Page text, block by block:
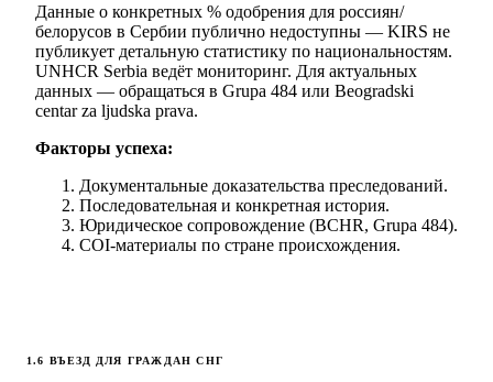
Данные о конкретных % одобрения для россиян/
белорусов в Сербии публично недоступны — KIRS не
публикует детальную статистику по национальностям.
UNHCR Serbia ведёт мониторинг. Для актуальных
данных — обращаться в Grupa 484 или Beogradski
centar za ljudska prava.
Факторы успеха:
Документальные доказательства преследований.
Последовательная и конкретная история.
Юридическое сопровождение (BCHR, Grupa 484).
COI-материалы по стране происхождения.
1.6 ВЪЕЗД ДЛЯ ГРАЖДАН СНГ